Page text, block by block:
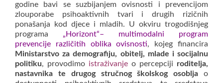
godine bavi se suzbijanjem ovisnosti i prevencijom
zlouporabe psihoaktivnih tvari i drugih rizičnih
ponašanja kod djece i mladih. U okviru trogodišnjeg
programa „Horizont“– multimodalni program
prevencije različitih oblika ovisnosti, kojeg financira
Ministarstvo za demografiju, obitelj, mlade i socijalnu
politiku, provodimo istraživanje o percepciji roditelja,
nastavnika te drugog stručnog školskog osoblja o